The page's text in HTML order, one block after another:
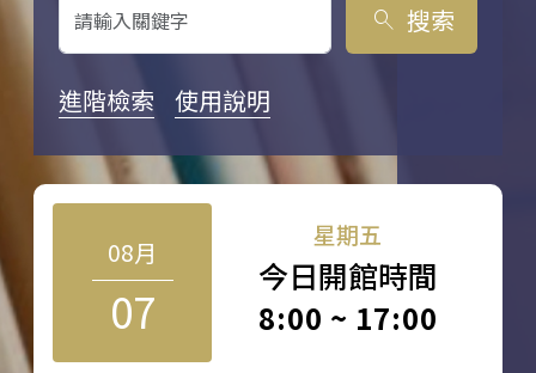
search 搜索
進階檢索 使用說明
08月
07
星期五
今日開館時間
8:00 ~ 17:00